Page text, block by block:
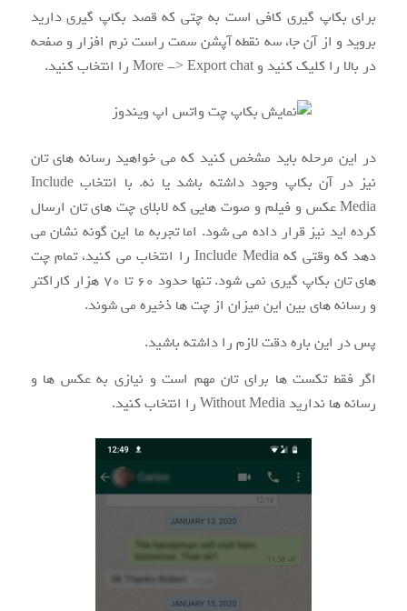
برای بکاپ گیری کافی است به چتی که قصد بکاپ گیری دارید
بروید و از آن جا، سه نقطه آپشن سمت راست نرم افزار و صفحه
در بالا را کلیک کنید و More -> Export chat را انتخاب کنید.
در این مرحله باید مشخص کنید که می خواهید رسانه های تان
نیز در آن بکاپ وجود داشته باشد یا نه. با انتخاب Include
Media عکس و فیلم و صوت هایی که لابلای چت های تان ارسال
کرده اید نیز قرار داده می شود. اما تجربه ما این گونه نشان می
دهد که وقتی که Include Media را انتخاب می کنید، تمام چت
های تان بکاپ گیری نمی شود. تنها حدود ۶۰ تا ۷۰ هزار کاراکتر
و رسانه های بین این میزان از چت ها ذخیره می شوند.
پس در این باره دقت لازم را داشته باشید.
اگر فقط تکست ها برای تان مهم است و نیازی به عکس ها و
رسانه ها ندارید Without Media را انتخاب کنید.